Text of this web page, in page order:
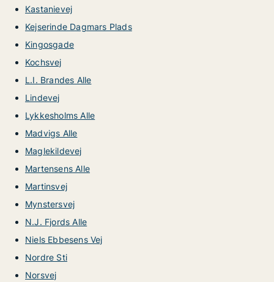
Kastanievej
Kejserinde Dagmars Plads
Kingosgade
Kochsvej
L.I. Brandes Alle
Lindevej
Lykkesholms Alle
Madvigs Alle
Maglekildevej
Martensens Alle
Martinsvej
Mynstersvej
N.J. Fjords Alle
Niels Ebbesens Vej
Nordre Sti
Norsvej